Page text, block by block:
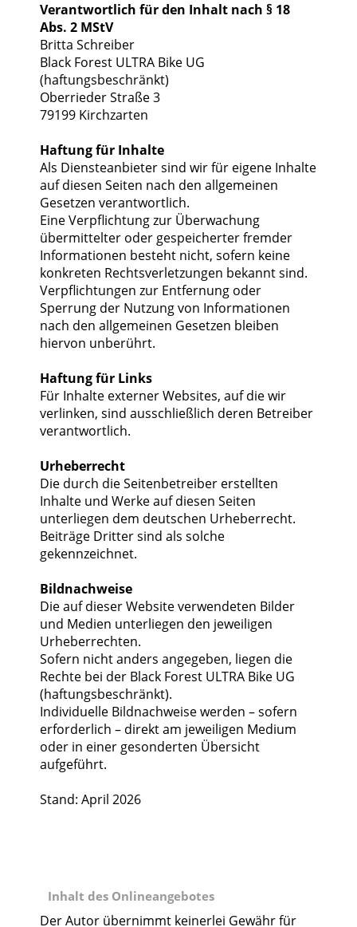
Verantwortlich für den Inhalt nach § 18
Abs. 2 MStV
Britta Schreiber
Black Forest ULTRA Bike UG
(haftungsbeschränkt)
Oberrieder Straße 3
79199 Kirchzarten
Haftung für Inhalte
Als Diensteanbieter sind wir für eigene Inhalte
auf diesen Seiten nach den allgemeinen
Gesetzen verantwortlich.
Eine Verpflichtung zur Überwachung
übermittelter oder gespeicherter fremder
Informationen besteht nicht, sofern keine
konkreten Rechtsverletzungen bekannt sind.
Verpflichtungen zur Entfernung oder
Sperrung der Nutzung von Informationen
nach den allgemeinen Gesetzen bleiben
hiervon unberührt.
Haftung für Links
Für Inhalte externer Websites, auf die wir
verlinken, sind ausschließlich deren Betreiber
verantwortlich.
Urheberrecht
Die durch die Seitenbetreiber erstellten
Inhalte und Werke auf diesen Seiten
unterliegen dem deutschen Urheberrecht.
Beiträge Dritter sind als solche
gekennzeichnet.
Bildnachweise
Die auf dieser Website verwendeten Bilder
und Medien unterliegen den jeweiligen
Urheberrechten.
Sofern nicht anders angegeben, liegen die
Rechte bei der Black Forest ULTRA Bike UG
(haftungsbeschränkt).
Individuelle Bildnachweise werden – sofern
erforderlich – direkt am jeweiligen Medium
oder in einer gesonderten Übersicht
aufgeführt.
Stand: April 2026
Inhalt des Onlineangebotes
Der Autor übernimmt keinerlei Gewähr für